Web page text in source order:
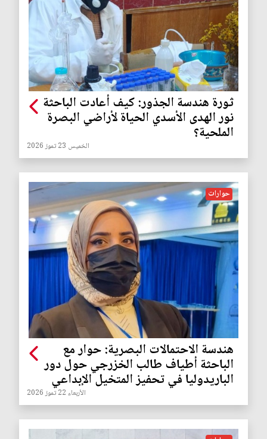
ثورة هندسة الجذور: كيف أعادت الباحثة
نور الهدى الأسدي الحياة لأراضي البصرة
الملحية؟
الخميس 23 تموز 2026
حوارات
هندسة الاحتمالات البصرية: حوار مع
الباحثة أطياف طالب الخزرجي حول دور
الباريدوليا في تحفيز المتخيل الإبداعي
الأربعاء 22 تموز 2026